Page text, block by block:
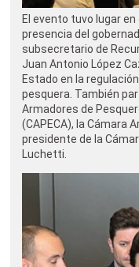
El evento tuvo lugar
presencia del
subsecretario de
Juan Antonio López
Estado en la
pesquera. También
Armadores de
(CAPECA), la Cámara
presidente de la
Luchetti.